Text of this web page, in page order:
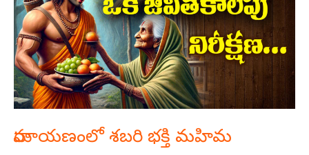
రామాయణంలో శబరి భక్తి మహిమ
భక్తి
మహిమ